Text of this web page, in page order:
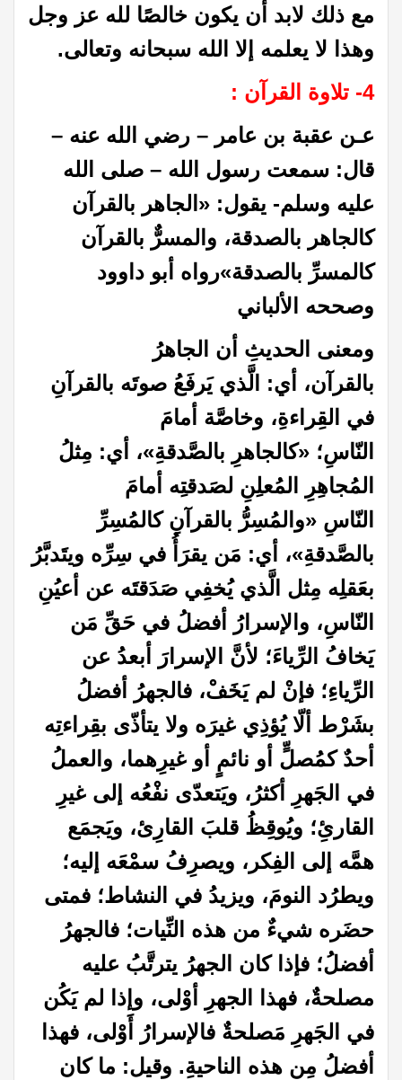
مع ذلك لابد أن يكون خالصًا لله عز وجل
وهذا لا يعلمه إلا الله سبحانه وتعالى.
4- تلاوة القرآن
:
عـن عقبة بن عامر – رضي الله عنه –
قال: سمعت رسول الله – صلى الله
عليه وسلم- يقول: «الجاهر بالقرآن
كالجاهر بالصدقة، والمسرٌّ بالقرآن
كالمسرِّ بالصدقة»رواه أبو داوود
وصححه الألباني
ومعنى الحديثِ أن الجاهرُ
بالقرآن، أي: الَّذي يَرفَعُ صوتَه بالقرآنِ
في القِراءةِ، وخاصَّة أمامَ
النّاسِ؛ «كالجاهرِ بالصَّدقةِ»، أي: مِثلُ
المُجاهِرِ المُعلِنِ لصَدقتِه أمامَ
النّاسِ «والمُسِرُّ بالقرآنِ كالمُسِرِّ
بالصَّدقةِ»، أي: مَن يقرَأُ في سِرِّه ويتَدبَّرُ
بعَقلِه مِثل الَّذي يُخفِي صَدَقتَه عن أعيُنِ
النّاسِ، والإسرارُ أفضلُ في حَقِّ مَن
يَخافُ الرِّياءَ؛ لأنَّ الإسرارَ أبعدُ عن
الرِّياءِ؛ فإنْ لم يَخَفْ، فالجهرُ أفضلُ
بشَرْط ألّا يُؤذِي غيرَه ولا يتأذّى بقِراءتِه
أحدٌ كمُصلٍّ أو نائمٍ أو غيرِهما، والعملُ
في الجَهرِ أكثرُ، ويَتعدّى نفْعُه إلى غيرِ
القارئِ؛ ويُوقِظُ قلبَ القارِئ، ويَجمَع
همَّه إلى الفِكر، ويصرِفُ سمْعَه إليه؛
ويطرُد النومَ، ويزيدُ في النشاط؛ فمتى
حضَره شيءٌ من هذه النِّيات؛ فالجهرُ
أفضلُ؛ فإذا كان الجهرُ يترتَّبُ عليه
مصلحةٌ، فهذا الجهرِ أوْلى، وإذا لم يَكُن
في الجَهرِ مَصلحةٌ فالإسرارُ أَوْلى، فهذا
أفضلُ مِن هذه الناحيةِ. وقيل: ما كان